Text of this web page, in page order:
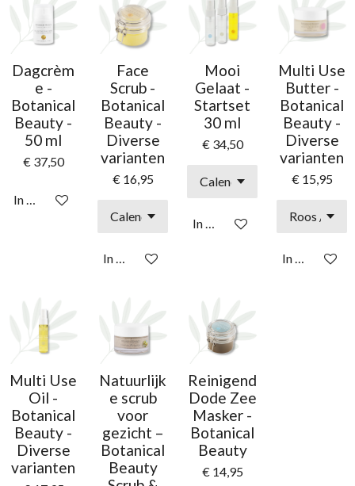
Dagcrèm
e -
Botanical
Beauty -
50 ml
€ 37,50
In winkelwagen
Face
Scrub -
Botanical
Beauty -
Diverse
varianten
€ 16,95
In winkelwagen
Mooi
Gelaat -
Startset
30 ml
€ 34,50
In winkelwagen
Multi Use
Butter -
Botanical
Beauty -
Diverse
varianten
€ 15,95
In
Multi Use
Oil -
Botanical
Beauty -
Diverse
varianten
Natuurlijk
e scrub
voor
gezicht –
Botanical
Beauty
Reinigend
Dode Zee
Masker -
Botanical
Beauty
€ 14,95